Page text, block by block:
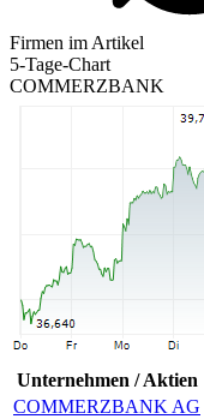
Firmen im Artikel
5-Tage-Chart
COMMERZBANK
Unternehmen / Aktien
COMMERZBANK AG